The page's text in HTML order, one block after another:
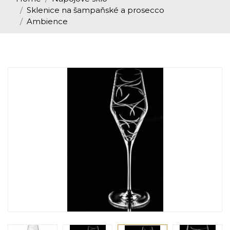
Sklenice na šampaňské a prosecco
Ambience